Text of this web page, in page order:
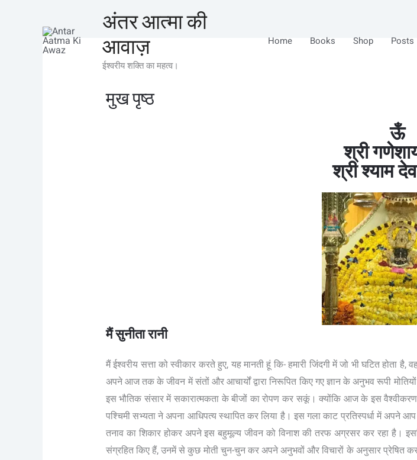
अंतर आत्मा की
आवाज़
ईश्वरीय शक्ति का महत्व।
Home Books Shop Posts
मुख पृष्ठ
ऊँ
श्री
श्री श्याम
मैं सुनीता रानी
मैं ईश्वरीय सत्ता को स्वीकार करते हुए, यह मानती हूं कि- हमारी जिंदगी में जो भी घटित
अपने आज तक के जीवन में संतों और आचार्यों द्वारा निरूपित किए गए ज्ञान के अनुभव रूपी
इस भौतिक संसार में सकारात्मकता के बीजों का रोपण कर सकूं। क्योंकि आज के इस वैश्वीकरण
पश्चिमी सभ्यता ने अपना आधिपत्य स्थापित कर लिया है। इस गला काट प्रतिस्पर्धा में
तनाव का शिकार होकर अपने इस बहुमूल्य जीवन को विनाश की तरफ अग्रसर कर रहा है।
संग्रहित किए हैं, उनमें से कुछ मोती चुन-चुन कर अपने अनुभवों और विचारों के अनुसार प्रेषित